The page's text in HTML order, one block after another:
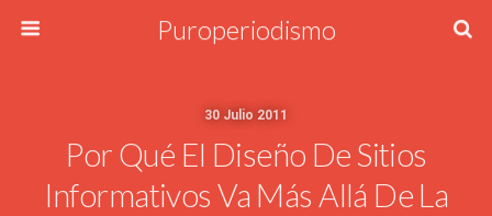
Puroperiodismo
30 Julio 2011
Por Qué El Diseño De Sitios
Informativos Va Más Allá De La